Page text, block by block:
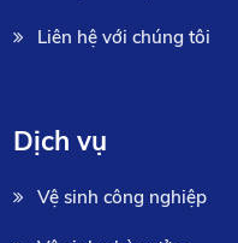
Liên hệ với chúng tôi
Dịch vụ
Vệ sinh công nghiệp